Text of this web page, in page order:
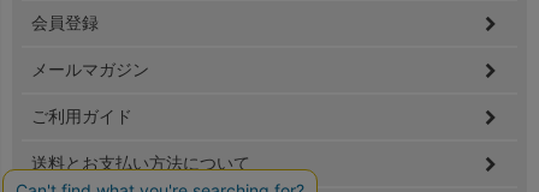
会員登録
メールマガジン
ご利用ガイド
送料とお支払い方法について